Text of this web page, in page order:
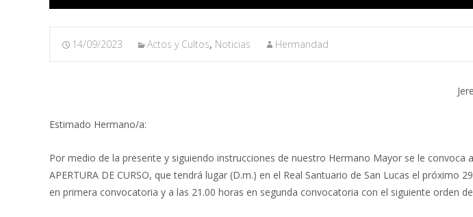
14/09/2023 Actos y Cultos, Noticias Hermandad
Estimado Hermano/a:
Por medio de la presente y siguiendo instrucciones de nuestro Hermano Mayor se le convoca a
APERTURA DE CURSO, que tendrá lugar (D.m.) en el Real Santuario de San Lucas el próximo
en primera convocatoria y a las 21.00 horas en segunda convocatoria con el siguiente orden